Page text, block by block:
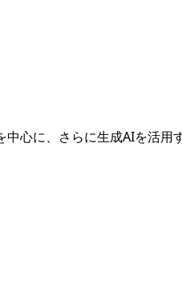
心に、さらに生成AIを活用